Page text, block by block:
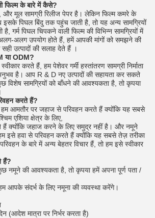
फिल्म के बारे में कैसे?
मूल सामग्री रिलीज पेपर है। लेकिन फिल्म कमरे के
इसके पिघल बिंदु तक पहुंच जाती है, तो यह अन्य सामग्रियों
गर्म पिघल चिपकने वाली फिल्म की विभिन्न सामग्रियों में
अलग उपयोग होते हैं, हमें आपकी मांगों को समझने की
उत्पादों की सलाह देते हैं ।
या ODM?
करते हैं, हम पेशेवर गर्मी हस्तांतरण सामग्री निर्माता
है। आप R & D नए उत्पादों की सहायता कर सकते
सामग्रियों को बाँधने की आवश्यकता है, तो कृपया
करते हैं?
आमतौर पर जहाज से परिवहन करते हैं क्योंकि यह सबसे
एशिया क्षेत्र के लिए,
हैं क्योंकि जहाज करने के लिए समुद्र नहीं है। और नमूने
इसे हवा से परिवहन करते हैं क्योंकि यह सबसे तेज़ तरीका
के बारे में अन्य बेहतर विचार हैं, तो हम इसे स्वीकार
हैं?
नमूने की आवश्यकता है, तो कृपया हमें अपना पूर्ण पता /
आपके संदर्भ के लिए नमूना की व्यवस्था करेंगे।
(आदेश मात्रा पर निर्भर करता है)